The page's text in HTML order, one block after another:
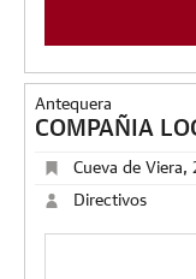
Antequera
COMPAÑIA
Cueva de Viera,
Directivos